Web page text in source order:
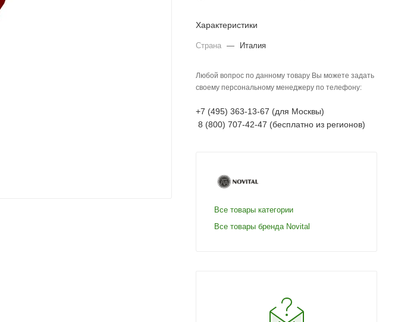
Характеристики
Страна — Италия
Любой вопрос по данному товару Вы можете задать
своему персональному менеджеру по телефону:
+7 (495) 363-13-67 (для Москвы)
8 (800) 707-42-47 (бесплатно из регионов)
Все товары категории
Все товары бренда Novital